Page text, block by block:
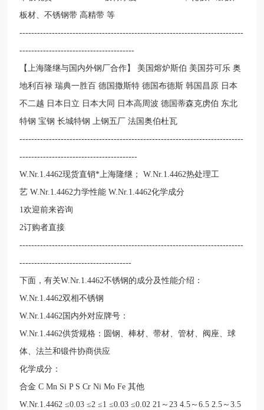
板材、不锈钢带 高精带 等
----------------------------------------------------------------------------
---------------------------------------
【上海隆继与国内外钢厂合作】 美国熔炉斯伯 美国芬可乐 奥
地利百禄 瑞典一胜百 德国撒斯特 德国布德斯 韩国昌原 日本
不二越 日本日立 日本大同 日本高周波 德国蒂森克虏伯 东北
特钢 宝钢 长城特钢 上钢五厂 法国奥伯杜瓦
----------------------------------------------------------------------------
----------------------------------------
W.Nr.1.4462现货直销*上海隆继； W.Nr.1.4462热处理工
艺 W.Nr.1.4462力学性能 W.Nr.1.4462化学成分
1欢迎前来咨询
2订购者直接
----------------------------------------------------------------------------
--------------------------------------
下面，有关W.Nr.1.4462不锈钢的成分及性能介绍：
W.Nr.1.4462双相不锈钢
W.Nr.1.4462国内外对应牌号：
W.Nr.1.4462供货规格：圆钢、棒材、带材、管材、阀座、球
体、法兰和锻件协商供应
化学成分：
合金 C Mn Si P S Cr Ni Mo Fe 其他
W.Nr.1.4462 ≤0.03 ≤2 ≤1 ≤0.03 ≤0.02 21～23 4.5～6.5 2.5～3.5